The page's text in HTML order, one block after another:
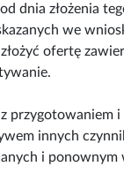
dnia złożenia
we
ofertę
przygotowaniem
innych
i